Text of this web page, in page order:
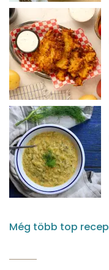
Még több top